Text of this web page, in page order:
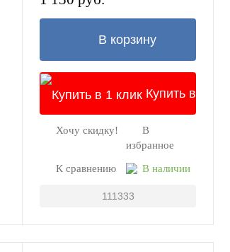
В корзину
Купить в
1 клик
Хочу скидку!
В
избранное
К сравнению В наличии
111333